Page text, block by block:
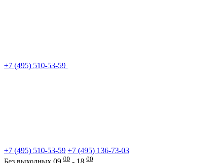
+7 (495) 510-53-59
+7 (495) 510-53-59 +7 (495) 136-73-03
00 00